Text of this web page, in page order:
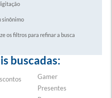
sinônimo
os filtros para refinar a busca
buscadas:
Gamer
Presentes